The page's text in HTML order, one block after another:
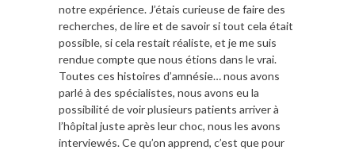
notre expérience. J’étais curieuse de faire des
recherches, de lire et de savoir si tout cela était
possible, si cela restait réaliste, et je me suis
rendue compte que nous étions dans le vrai.
Toutes ces histoires d’amnésie… nous avons
parlé à des spécialistes, nous avons eu la
possibilité de voir plusieurs patients arriver à
l’hôpital juste après leur choc, nous les avons
interviewés. Ce qu’on apprend, c’est que pour